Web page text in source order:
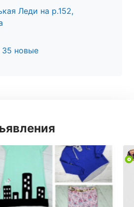
Леди на р.152,
35 новые